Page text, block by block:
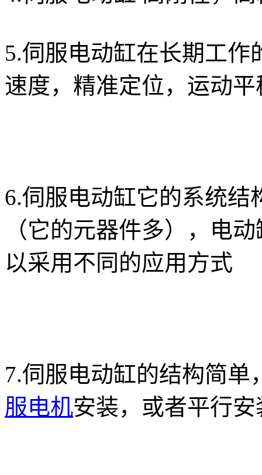
5.伺服电动缸在长期工
速度，精准定位，运动
6.伺服电动缸它的系统
（它的元器件多），电
以采用不同的应用方式
7.伺服电动缸的结构简
服电机安装，或者平行安